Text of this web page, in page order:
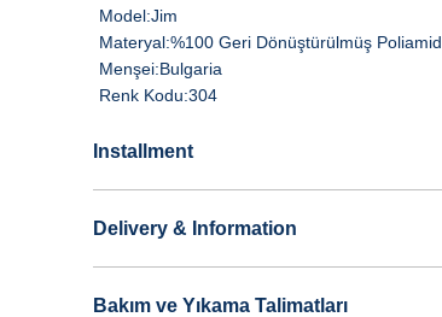
Model:Jim
Materyal:%100 Geri Dönüştürülmüş Poliamid
Menşei:Bulgaria
Renk Kodu:304
Installment
Delivery & Information
Bakım ve Yıkama Talimatları